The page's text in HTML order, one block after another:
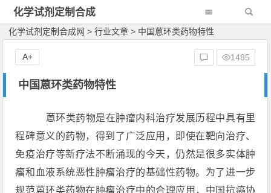
化学试剂定制合成
网
化学试剂定制合成网 > 行业文章 > 中国蒽环类药物特性
中国蒽环类药物特性
1485
A+
蒽环类药物是在肿瘤内科治疗发展历程中具有里
程碑意义的药物，得到了广泛应用，即使在靶向治疗、
免疫治疗等新疗法不断涌现的今天，仍然是很多实体肿
瘤和血液系统恶性肿瘤治疗的基础性药物。为了进一步
规范蒽环类药物在肿瘤治疗中的合理应用，中国抗癌协